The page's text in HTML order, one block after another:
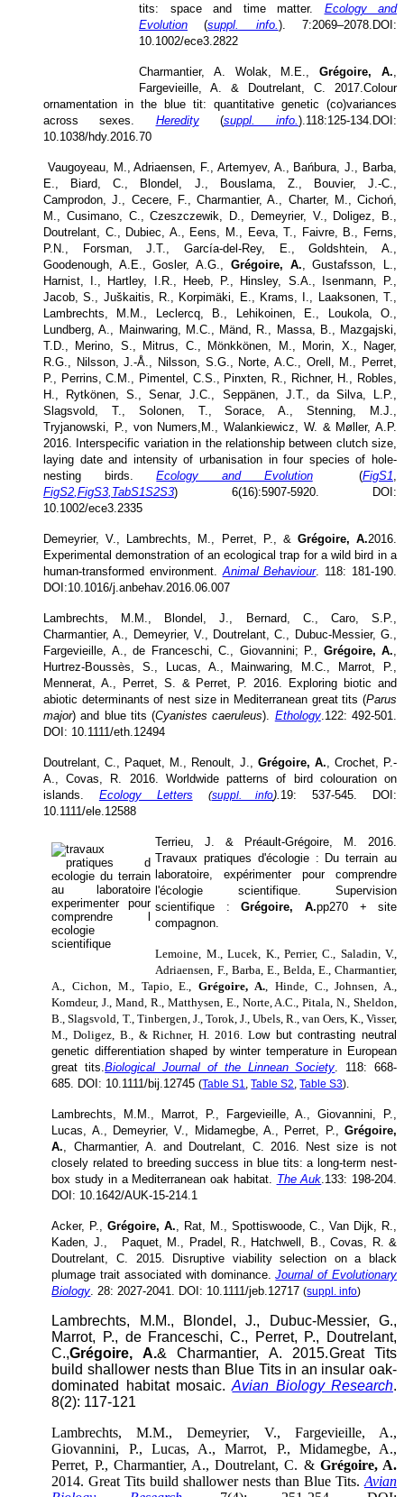
tits: space and time matter. Ecology and
Evolution
(suppl. info. ).7:2069–2078. DOI:
10.1002/ece3.2822
Charmantier, A. Wolak, M.E.,Grégoire, A.
Fargevieille, A. & Doutrelant, C. 2017. Colour
ornamentation in the blue tit: quantitative genetic (co)variances
across sexes. Heredity(suppl. info. ). 118:125-134. DOI:
10.1038/hdy.2016.70
Vaugoyeau, M., Adriaensen, F., Artemyev, A., Bańbura, J., Barba,
E., Biard, C., Blondel, J., Bouslama, Z., Bouvier, J.-C.,
Camprodon, J., Cecere, F., Charmantier, A., Charter, M., Cichoń,
M., Cusimano, C., Czeszczewik, D., Demeyrier, V., Doligez, B.,
Doutrelant, C., Dubiec, A., Eens, M., Eeva, T., Faivre, B., Ferns,
P.N., Forsman, J.T., García-del-Rey, E., Goldshtein, A.,
Goodenough, A.E., Gosler, A.G., Grégoire, A. , Gustafsson, L.,
Harnist, I., Hartley, I.R., Heeb, P., Hinsley, S.A., Isenmann, P.,
Jacob, S., Juškaitis, R., Korpimäki, E., Krams, I., Laaksonen, T.,
Lambrechts, M.M., Leclercq, B., Lehikoinen, E., Loukola, O.,
Lundberg, A., Mainwaring, M.C., Mänd, R., Massa, B., Mazgajski,
T.D., Merino, S., Mitrus, C., Mönkkönen, M., Morin, X., Nager,
R.G., Nilsson, J.-Å., Nilsson, S.G., Norte, A.C., Orell, M., Perret,
P., Perrins, C.M., Pimentel, C.S., Pinxten, R., Richner, H., Robles,
H., Rytkönen, S., Senar, J.C., Seppänen, J.T., da Silva, L.P.,
Slagsvold, T., Solonen, T., Sorace, A., Stenning, M.J.,
Tryjanowski, P., von Numers,M., Walankiewicz, W. & Møller, A.P.
2016. Interspecific variation in the relationship between clutch size,
laying date and intensity of urbanisation in four species of hole-
nesting birds.Ecology and Evolution(FigS1
FigS2 FigS3 TabS1S2S3) 6(16):5907-5920. DOI:
10.1002/ece3.2335
Demeyrier, V., Lambrechts, M., Perret, P., & Grégoire, A.2016.
Experimental demonstration of an ecological trap for a wild bird in a
human-transformed environment. Animal Behaviour. 118: 181-190.
DOI:10.1016/j.anbehav.2016.06.007
Lambrechts, M.M., Blondel, J., Bernard, C., Caro, S.P.,
Charmantier, A., Demeyrier, V., Doutrelant, C., Dubuc-Messier, G.,
Fargevieille, A., de Franceschi, C., Giovannini; P., Grégoire, A.
Hurtrez-Boussès, S., Lucas, A., Mainwaring, M.C., Marrot, P.,
Mennerat, A., Perret, S. & Perret, P. 2016. Exploring biotic and
abiotic determinants of nest size in Mediterranean great tits (Parus
major) and blue tits (Cyanistes caeruleus). Ethology. 122: 492-501.
DOI: 10.1111/eth.12494
Doutrelant, C., Paquet, M., Renoult, J., Grégoire, A. , Crochet, P.-
A., Covas, R. 2016. Worldwide patterns of bird colouration on
islands. Ecology Letters (suppl. info) 19: 537-545.
DOI:
10.1111/ele.12588
Terrieu, J. & Préault-Grégoire, M. 2016.
Travaux pratiques d'écologie : Du terrain au
laboratoire, expérimenter pour comprendre
l'écologie scientifique. Supervision
scientifique :Grégoire, A.pp270 + site
compagnon.
Lemoine, M., Lucek, K., Perrier, C., Saladin, V.,
Adriaensen, F., Barba, E., Belda, E., Charmantier,
A., Cichon, M., Tapio, E.,Grégoire, A. , Hinde, C., Johnsen, A.,
Komdeur, J., Mand, R., Matthysen, E., Norte, A.C., Pitala, N., Sheldon,
B., Slagsvold, T., Tinbergen, J., Torok, J., Ubels, R., van Oers, K., Visser,
M., Doligez, B., & Richner, H. 2016. Low but contrasting neutral
genetic differentiation shaped by winter temperature in European
great tits.Biological Journal of the Linnean Society . 118: 668-
685.
DOI: 10.1111/bij.12745(Table S1,Table S2,Table S3).
Lambrechts, M.M., Marrot, P., Fargevieille, A., Giovannini, P.,
Lucas, A., Demeyrier, V., Midamegbe, A., Perret, P., Grégoire,
A. , Charmantier, A. and Doutrelant, C. 2016. Nest size is not
closely related to breeding success in blue tits: a long-term nest-
box study in a Mediterranean oak habitat. The Auk .133: 198-204.
DOI: 10.1642/AUK-15-214.1
Acker, P.,Grégoire, A. , Rat, M., Spottiswoode, C., Van Dijk, R.,
Kaden, J., Paquet, M., Pradel, R., Hatchwell, B., Covas, R. &
Doutrelant, C. 2015. Disruptive viability selection on a black
plumage trait associated with dominance.Journal of Evolutionary
Biology . 28: 2027-2041. DOI: 10.1111/jeb.12717(suppl. info)
Lambrechts, M.M., Blondel, J., Dubuc-Messier, G.,
Marrot, P., de Franceschi, C., Perret, P., Doutrelant,
C.,Grégoire, A.& Charmantier, A. 2015.Great Tits
build shallower nests than Blue Tits in an insular oak-
dominated habitat mosaic.Avian Biology Research.
8(2): 117-121
Lambrechts, M.M., Demeyrier, V., Fargevieille, A.,
Giovannini, P., Lucas, A., Marrot, P., Midamegbe, A.,
Perret, P., Charmantier, A., Doutrelant, C. & Grégoire, A.
2014. Great Tits build shallower nests than Blue Tits. Avian